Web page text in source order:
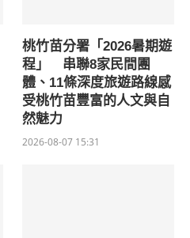
桃竹苗分署「2026暑期遊
程」 串聯8家民間團
體、11條深度旅遊路線感
受桃竹苗豐富的人文與自
然魅力
2026-08-07 15:31